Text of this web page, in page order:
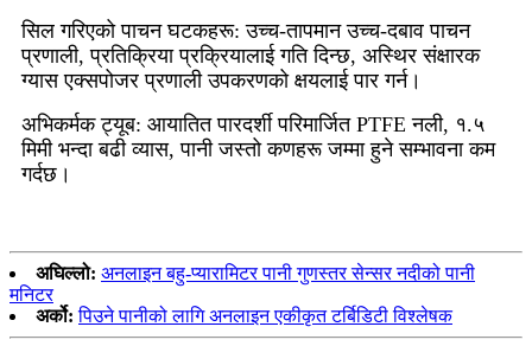
सिल गरिएको पाचन घटकहरू: उच्च-तापमान उच्च-दबाव पाचन
प्रणाली, प्रतिक्रिया प्रक्रियालाई गति दिन्छ, अस्थिर संक्षारक
ग्यास एक्सपोजर प्रणाली उपकरणको क्षयलाई पार गर्न।
अभिकर्मक ट्यूब: आयातित पारदर्शी परिमार्जित PTFE नली, १.५
मिमी भन्दा बढी व्यास, पानी जस्तो कणहरू जम्मा हुने सम्भावना कम
गर्दछ।
अघिल्लो: अनलाइन बहु-प्यारामिटर पानी गुणस्तर सेन्सर नदीको पानी
मनिटर
अर्को: पिउने पानीको लागि अनलाइन एकीकृत टर्बिडिटी विश्लेषक